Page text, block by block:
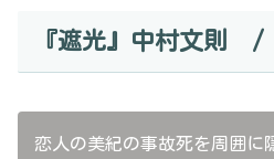
『遮光』中村文則 /
恋人の美紀の事故死を周囲に